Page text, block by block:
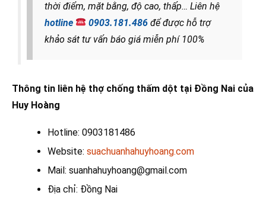
thời điểm, mặt bằng, độ cao, thấp… Liên hệ
hotline
0903.181.486 để được hỗ trợ
khảo sát tư vấn báo giá miễn phí 100%
Thông tin liên hệ thợ chống thấm dột tại Đồng Nai của
Huy Hoàng
Hotline: 0903181486
Website: suachuanhahuyhoang.com
Mail: suanhahuyhoang@gmail.com
Địa chỉ: Đồng Nai